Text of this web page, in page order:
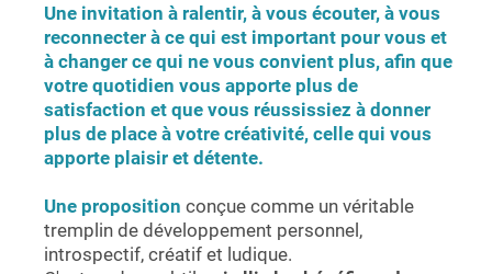
Une invitation à ralentir, à vous écouter, à vous
reconnecter à ce qui est important pour vous et
à changer ce qui ne vous convient plus, afin que
votre quotidien vous apporte plus de
satisfaction et que vous réussissiez à donner
plus de place à votre créativité, celle qui vous
apporte plaisir et détente.
Une proposition conçue comme un véritable
tremplin de développement personnel,
introspectif, créatif et ludique.